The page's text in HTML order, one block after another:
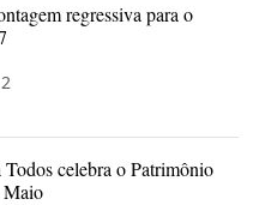
regressiva para o
celebra o Patrimônio
Maio